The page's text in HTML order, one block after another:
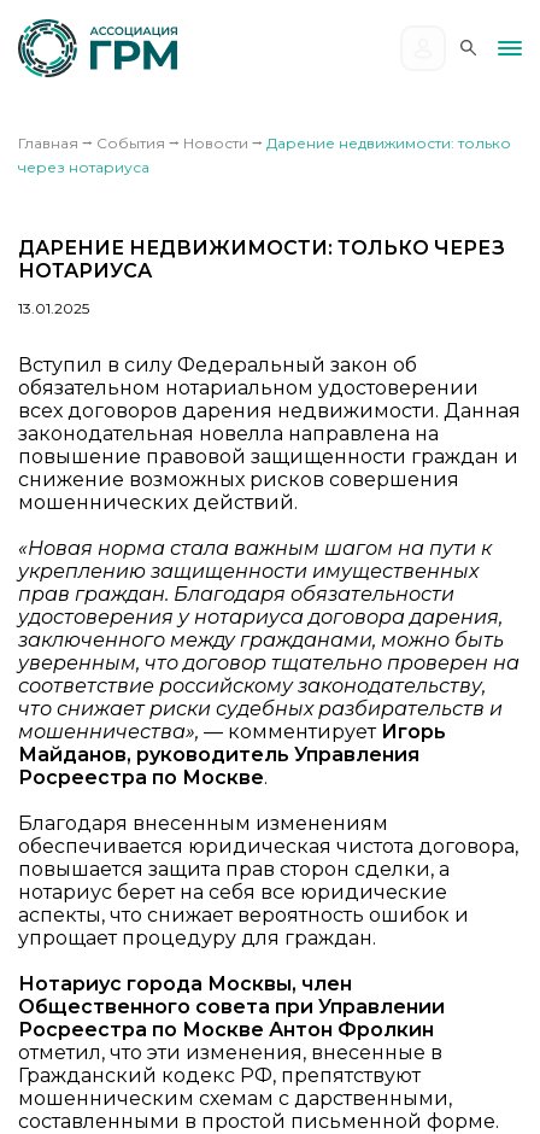
Главная ⭢ События ⭢ Новости ⭢ Дарение недвижимости: только
через нотариуса
ДАРЕНИЕ НЕДВИЖИМОСТИ: ТОЛЬКО ЧЕРЕЗ
НОТАРИУСА
13.01.2025
Вступил в силу Федеральный закон об
обязательном нотариальном удостоверении
всех договоров дарения недвижимости. Данная
законодательная новелла направлена на
повышение правовой защищенности граждан и
снижение возможных рисков совершения
мошеннических действий.
«Новая норма стала важным шагом на пути к
укреплению защищенности имущественных
прав граждан. Благодаря обязательности
удостоверения у нотариуса договора дарения,
заключенного между гражданами, можно быть
уверенным, что договор тщательно проверен на
соответствие российскому законодательству,
что снижает риски судебных разбирательств и
мошенничества», — комментирует Игорь
Майданов, руководитель Управления
Росреестра по Москве.
Благодаря внесенным изменениям
обеспечивается юридическая чистота договора,
повышается защита прав сторон сделки, а
нотариус берет на себя все юридические
аспекты, что снижает вероятность ошибок и
упрощает процедуру для граждан.
Нотариус города Москвы, член
Общественного совета при Управлении
Росреестра по Москве Антон Фролкин
отметил, что эти изменения, внесенные в
Гражданский кодекс РФ, препятствуют
мошенническим схемам с дарственными,
составленными в простой письменной форме.